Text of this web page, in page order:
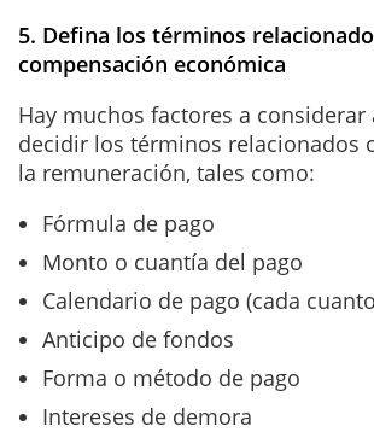
5. Defina los términos
compensación económica
Hay muchos factores a considerar
decidir los términos relacionados
la remuneración, tales como:
Fórmula de pago
Monto o cuantía del pago
Calendario de pago (cada
Anticipo de fondos
Forma o método de pago
Intereses de demora